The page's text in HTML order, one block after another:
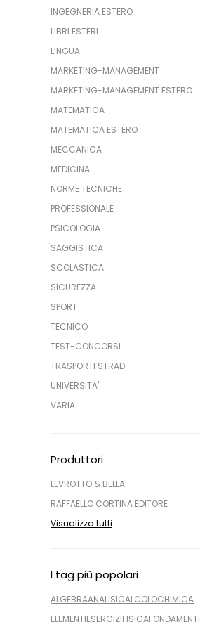
INGEGNERIA ESTERO
LIBRI ESTERI
LINGUA
MARKETING-MANAGEMENT
MARKETING-MANAGEMENT ESTERO
MATEMATICA
MATEMATICA ESTERO
MECCANICA
MEDICINA
NORME TECNICHE
PROFESSIONALE
PSICOLOGIA
SAGGISTICA
SCOLASTICA
SICUREZZA
SPORT
TECNICO
TEST-CONCORSI
TRASPORTI STRAD
UNIVERSITA'
VARIA
Produttori
LEVROTTO & BELLA
RAFFAELLO CORTINA EDITORE
Visualizza tutti
I tag più popolari
ALGEBRAANALISICALCOLOCHIMICA
ELEMENTIESERCIZIFISICAFONDAMENTI